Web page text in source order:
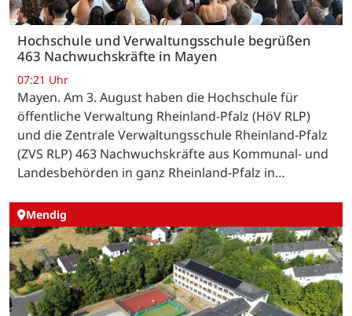
Hochschule und Verwaltungsschule begrüßen
463 Nachwuchskräfte in Mayen
07:21 Uhr
Mayen. Am 3. August haben die Hochschule für
öffentliche Verwaltung Rheinland-Pfalz (HöV RLP)
und die Zentrale Verwaltungsschule Rheinland-Pfalz
(ZVS RLP) 463 Nachwuchskräfte aus Kommunal- und
Landesbehörden in ganz Rheinland-Pfalz in…
Mendig